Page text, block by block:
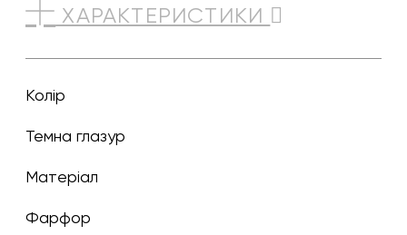
ХАРАКТЕРИСТИКИ
Колір
темна глазур
Матеріал
Фарфор